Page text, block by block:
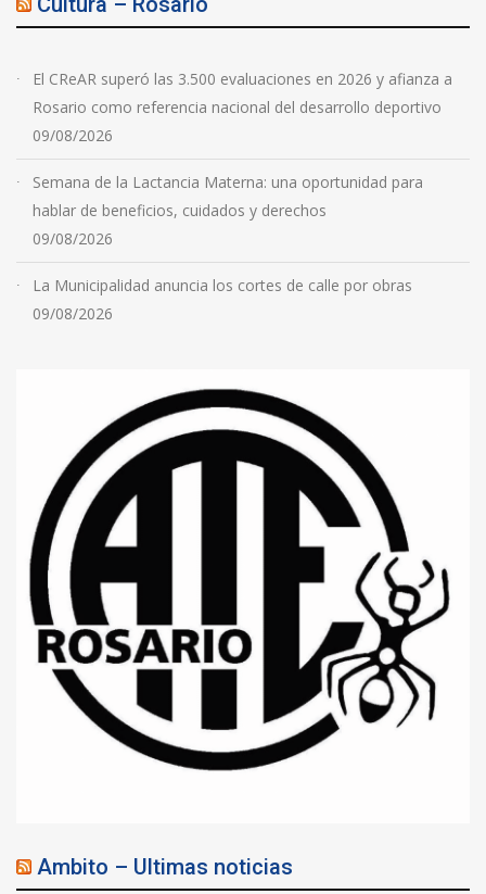
El CReAR superó las 3.500 evaluaciones en 2026 y afianza a
Rosario como referencia nacional del desarrollo deportivo
09/08/2026
Semana de la Lactancia Materna: una oportunidad para
hablar de beneficios, cuidados y derechos
09/08/2026
La Municipalidad anuncia los cortes de calle por obras
09/08/2026
Ambito – Ultimas noticias